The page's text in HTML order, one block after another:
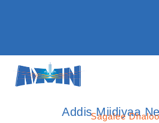
Addis Miidiyaa
Sagalee